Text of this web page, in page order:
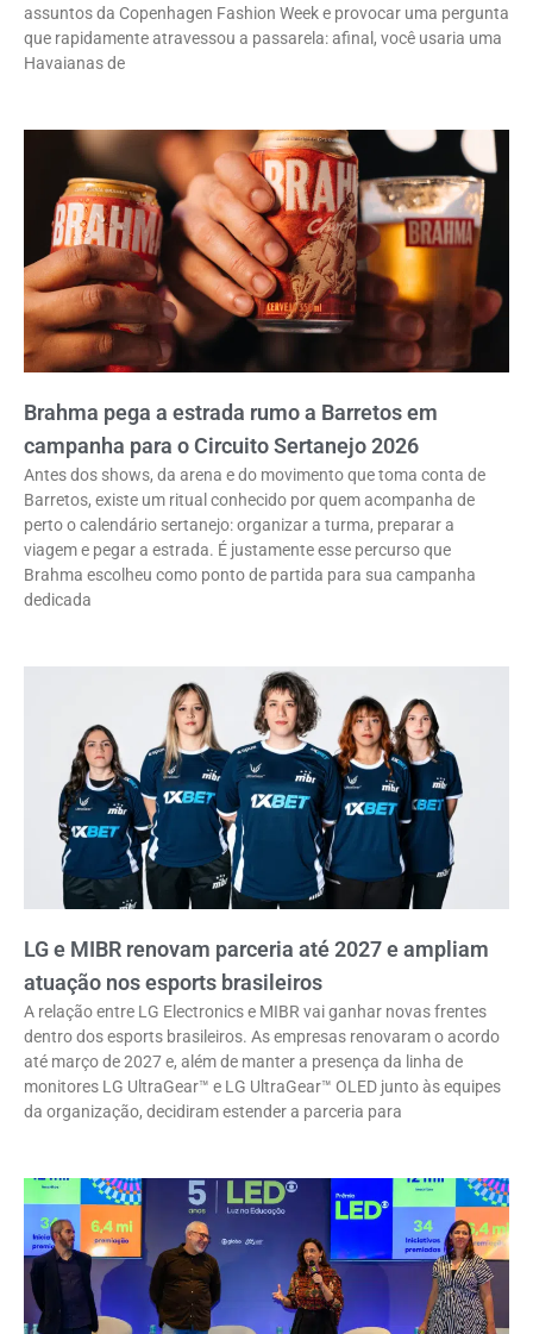
assuntos da Copenhagen Fashion Week e provocar uma pergunta
que rapidamente atravessou a passarela: afinal, você usaria uma
Havaianas de
Brahma pega a estrada rumo a Barretos em
campanha para o Circuito Sertanejo 2026
Antes dos shows, da arena e do movimento que toma conta de
Barretos, existe um ritual conhecido por quem acompanha de
perto o calendário sertanejo: organizar a turma, preparar a
viagem e pegar a estrada. É justamente esse percurso que
Brahma escolheu como ponto de partida para sua campanha
dedicada
LG e MIBR renovam parceria até 2027 e ampliam
atuação nos esports brasileiros
A relação entre LG Electronics e MIBR vai ganhar novas frentes
dentro dos esports brasileiros. As empresas renovaram o acordo
até março de 2027 e, além de manter a presença da linha de
monitores LG UltraGear™ e LG UltraGear™ OLED junto às equipes
da organização, decidiram estender a parceria para